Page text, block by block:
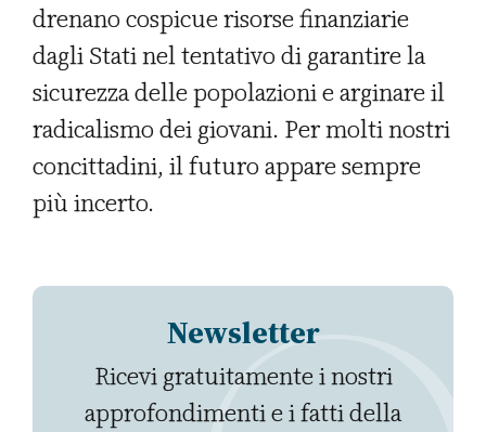
drenano cospicue risorse finanziarie
dagli Stati nel tentativo di garantire la
sicurezza delle popolazioni e arginare il
radicalismo dei giovani. Per molti nostri
concittadini, il futuro appare sempre
più incerto.
Newsletter
Ricevi gratuitamente i nostri
approfondimenti e i fatti della